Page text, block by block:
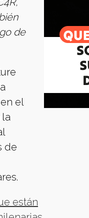
de
el
la
de
están